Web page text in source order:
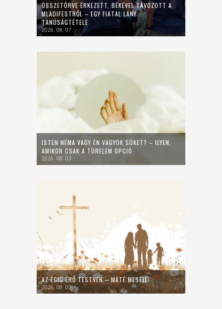
ÖSSZETÖRVE ÉRKEZETT, BÉKÉVEL TÁVOZOTT A
MLADIFESTRŐL – EGY FIATAL LÁNY
TANÚSÁGTÉTELE
2026. 08. 07.
ISTEN NÉMA VAGY ÉN VAGYOK SÜKET? – ILYEN,
AMIKOR CSAK A TÜRELEM OPCIÓ
2026. 08. 03.
AZ ÉGIG ÉRŐ TESTVÉR – MÁTÉ MESÉJE
2026. 08. 01.